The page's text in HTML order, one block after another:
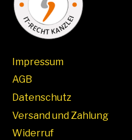
Impressum
AGB
Datenschutz
Versand und Zahlung
Widerruf